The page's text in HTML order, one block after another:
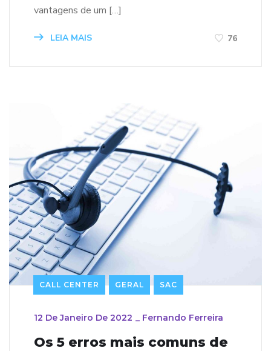
vantagens de um […]
LEIA MAIS 76
CALL CENTER GERAL SAC
12 De Janeiro De 2022 Fernando Ferreira
Os 5 erros mais comuns de